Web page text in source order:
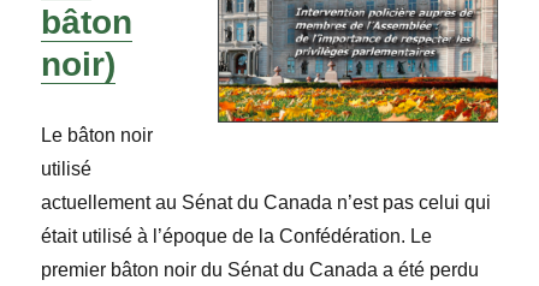
bâton
noir)
Le bâton noir
utilisé
actuellement au Sénat du Canada n’est pas celui qui
était utilisé à l’époque de la Confédération. Le
premier bâton noir du Sénat du Canada a été perdu